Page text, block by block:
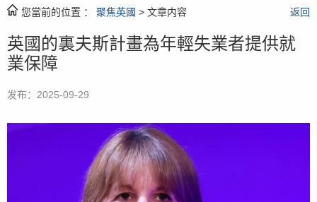
您當前的位置 ： 聚焦英國 > 文章内容 返回
英國的裏夫斯計畫為年輕失業者提供就
業保障
发布：2025-09-29